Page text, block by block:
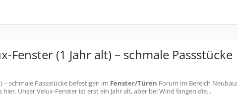
(1 Jahr alt) – schmale Passstücke
schmale Passstücke befestigen im Fenster/Türen Forum im Bereich Neubau;
Unser Velux-Fenster ist erst ein Jahr alt, aber bei Wind fangen die...